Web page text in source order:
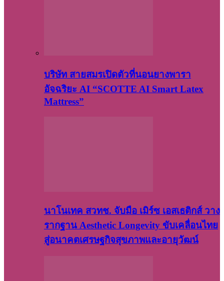
บริษัท สายสมรเปิดตัวที่นอนยางพารา
อัจฉริยะ AI “SCOTTE AI Smart Latex
Mattress”
นาโนเทค สวทช. จับมือ เมิร์ซ เอสเธติกส์ วาง
รากฐาน Aesthetic Longevity ขับเคลื่อนไทย
สู่อนาคตเศรษฐกิจสุขภาพและอายุวัฒน์